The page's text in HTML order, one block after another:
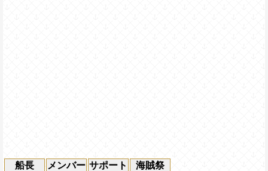
船長 メンバー サポート
海賊祭